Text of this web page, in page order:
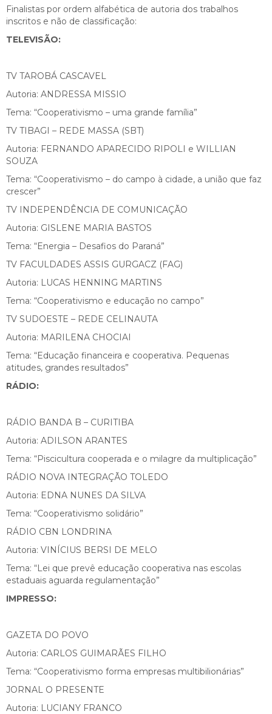
Finalistas por ordem alfabética de autoria dos trabalhos
inscritos e não de classificação:
TELEVISÃO:
TV TAROBÁ CASCAVEL
Autoria: ANDRESSA MISSIO
Tema: “Cooperativismo – uma grande família”
TV TIBAGI – REDE MASSA (SBT)
Autoria: FERNANDO APARECIDO RIPOLI e WILLIAN
SOUZA
Tema: “Cooperativismo – do campo à cidade, a união que faz
crescer”
TV INDEPENDÊNCIA DE COMUNICAÇÃO
Autoria: GISLENE MARIA BASTOS
Tema: “Energia – Desafios do Paraná”
TV FACULDADES ASSIS GURGACZ (FAG)
Autoria: LUCAS HENNING MARTINS
Tema: “Cooperativismo e educação no campo”
TV SUDOESTE – REDE CELINAUTA
Autoria: MARILENA CHOCIAI
Tema: “Educação financeira e cooperativa. Pequenas
atitudes, grandes resultados”
RÁDIO:
RÁDIO BANDA B – CURITIBA
Autoria: ADILSON ARANTES
Tema: “Piscicultura cooperada e o milagre da multiplicação”
RÁDIO NOVA INTEGRAÇÃO TOLEDO
Autoria: EDNA NUNES DA SILVA
Tema: “Cooperativismo solidário”
RÁDIO CBN LONDRINA
Autoria: VINÍCIUS BERSI DE MELO
Tema: “Lei que prevê educação cooperativa nas escolas
estaduais aguarda regulamentação”
IMPRESSO:
GAZETA DO POVO
Autoria: CARLOS GUIMARÃES FILHO
Tema: “Cooperativismo forma empresas multibilionárias”
JORNAL O PRESENTE
Autoria: LUCIANY FRANCO